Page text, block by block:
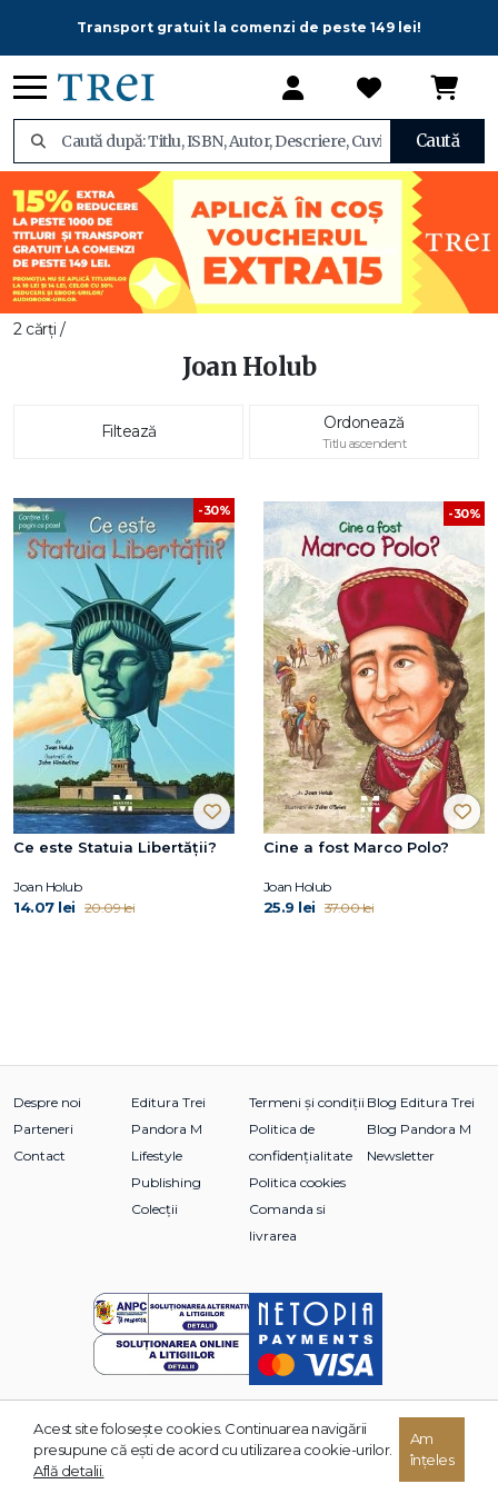
Transport gratuit la comenzi de peste 149 lei!
Caută
2 cărți /
Joan Holub
Filtează Ordonează
Titlu ascendent
-30%
Ce este Statuia Libertății?
Joan Holub
14.07 lei 20.09 lei
-30%
Cine a fost Marco Polo?
Joan Holub
25.9 lei 37.00 lei
Despre noi
Parteneri
Contact
Editura Trei
Pandora M
Lifestyle
Publishing
Colecții
Termeni și condiții
Politica de
confidențialitate
Politica cookies
Comanda si
livrarea
Blog Editura Trei
Blog Pandora M
Newsletter
© 2026 Grupul Editorial TREI. Toate drepturile rezervate.
Acest site foloseşte cookies. Continuarea navigării
presupune că eşti de acord cu utilizarea cookie-urilor.
Află detalii.
Am
înțeles